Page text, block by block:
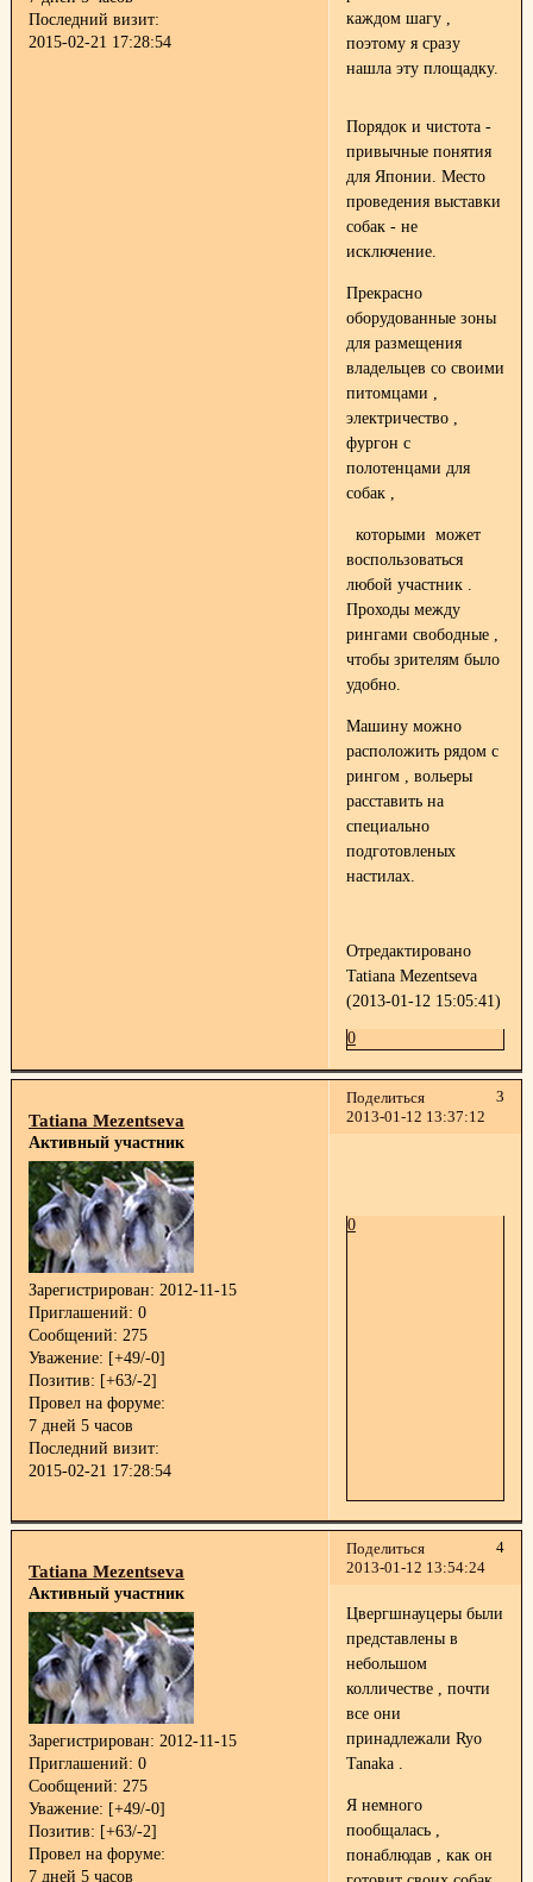
Последний визит:
2015-02-21 17:28:54
каждом шагу ,
поэтому я сразу
нашла эту площадку.
Порядок и чистота -
привычные понятия
для Японии. Место
проведения выставки
собак - не
исключение.
Прекрасно
оборудованные зоны
для размещения
владельцев со своими
питомцами ,
электричество ,
фургон с
полотенцами для
собак ,
которыми может
воспользоваться
любой участник .
Проходы между
рингами свободные ,
чтобы зрителям было
удобно.
Машину можно
расположить рядом с
рингом , вольеры
расставить на
специально
подготовленых
настилах.
Отредактировано
Tatiana Mezentseva
(2013-01-12 15:05:41)
0
Поделиться
3
2013-01-12 13:37:12
Tatiana Mezentseva
Активный участник
Зарегистрирован: 2012-11-15
Приглашений: 0
Сообщений: 275
Уважение: [+49/-0]
Позитив: [+63/-2]
Провел на форуме:
7 дней 5 часов
Последний визит:
2015-02-21 17:28:54
0
Поделиться
4
2013-01-12 13:54:24
Tatiana Mezentseva
Активный участник
Зарегистрирован: 2012-11-15
Приглашений: 0
Сообщений: 275
Уважение: [+49/-0]
Позитив: [+63/-2]
Провел на форуме:
7 дней 5 часов
Цвергшнауцеры были
представлены в
небольшом
колличестве , почти
все они
принадлежали Ryo
Tanaka .
Я немного
пообщалась ,
понаблюдав , как он